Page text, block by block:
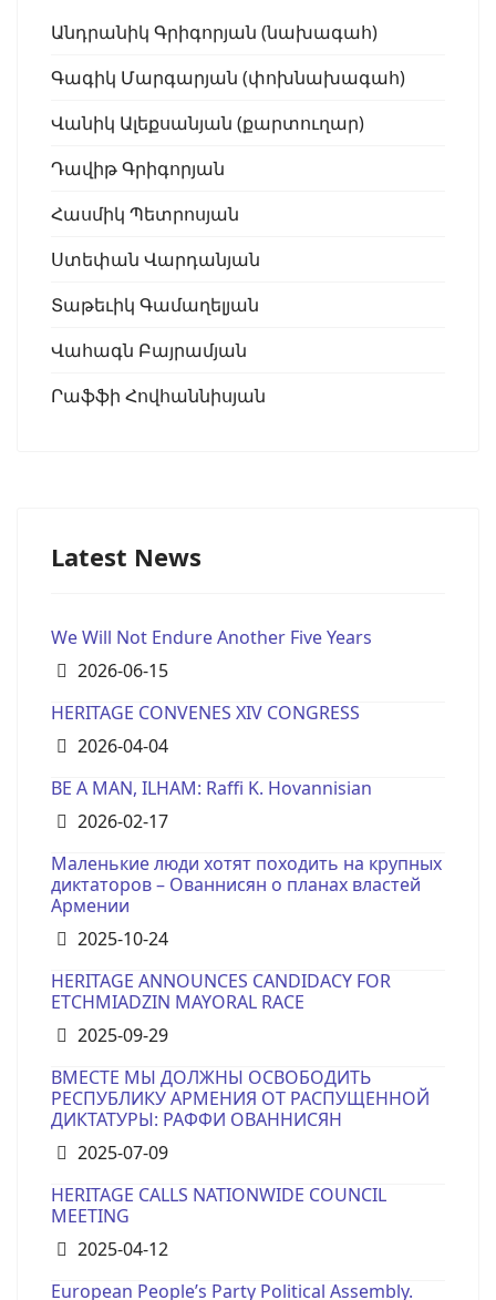
Անդրանիկ Գրիգորյան (նախագահ)
Գագիկ Մարգարյան (փոխնախագահ)
Վանիկ Ալեքսանյան (քարտուղար)
Դավիթ Գրիգորյան
Հասմիկ Պետրոսյան
Ստեփան Վարդանյան
Տաթեւիկ Գամաղելյան
Վահագն Բայրամյան
Րաֆֆի Հովհաննիսյան
Latest News
We Will Not Endure Another Five Years
Details
2026-06-15
HERITAGE CONVENES XIV CONGRESS
Details
2026-04-04
BE A MAN, ILHAM: Raffi K. Hovannisian
Details
2026-02-17
Маленькие люди хотят походить на крупных
диктаторов – Ованнисян о планах властей
Армении
Details
2025-10-24
HERITAGE ANNOUNCES CANDIDACY FOR
ETCHMIADZIN MAYORAL RACE
Details
2025-09-29
ВМЕСТЕ МЫ ДОЛЖНЫ ОСВОБОДИТЬ
РЕСПУБЛИКУ АРМЕНИЯ ОТ РАСПУЩЕННОЙ
ДИКТАТУРЫ: РАФФИ ОВАННИСЯН
Details
2025-07-09
HERITAGE CALLS NATIONWIDE COUNCIL
MEETING
Details
2025-04-12
European People’s Party Political Assembly.